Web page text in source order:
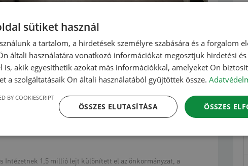
kapnak a kolozsvári
a kolozsvári kórházaknak az önkormányzat. Az összegek
felújítására fordíthatók. A Kolozs Megyei Sürgősségi
Szívkórháznak 3,1 millió lejt kap, a Gyermekkórház
Intézetnek 1,5 millió lejt különített el az önkormányzat, a
sütiket használ
a tartalom, a hirdetések személyre szabására és a forgalom
általi használatára vonatkozó információkat megosztjuk hirdetési
is, akik egyesíthetik azokat más információkkal, amelyeket Ön
a szolgáltatásaik Ön általi használatából gyűjtöttek össze.
ÖSSZES
ÖSSZES ELUTASÍTÁSA
BY COOKIESCRIPT